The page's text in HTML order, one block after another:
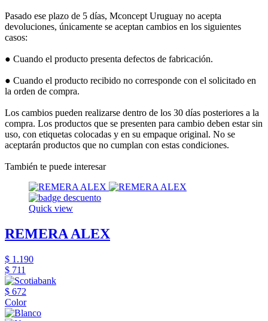
Pasado ese plazo de 5 días, Mconcept Uruguay no acepta
devoluciones, únicamente se aceptan cambios en los siguientes
casos:
● Cuando el producto presenta defectos de fabricación.
● Cuando el producto recibido no corresponde con el solicitado en
la orden de compra.
Los cambios pueden realizarse dentro de los 30 días posteriores a la
compra. Los productos que se presenten para cambio deben estar sin
uso, con etiquetas colocadas y en su empaque original. No se
aceptarán productos que no cumplan con estas condiciones.
También te puede interesar
Quick view
REMERA ALEX
$ 1.190
$ 711
$ 672
Color